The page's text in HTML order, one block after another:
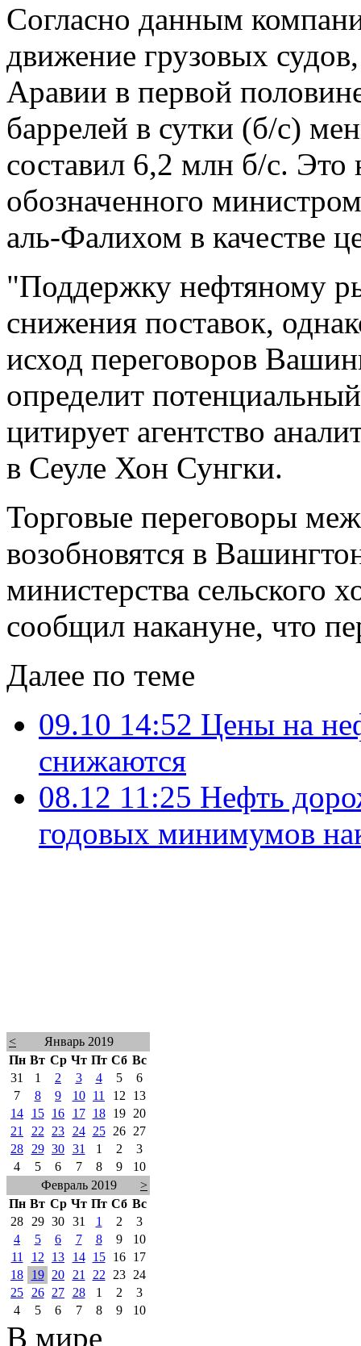
Согласно данным
движение грузовых
Аравии в первой
баррелей в сутки (б/с)
составил 6,2 млн б/с.
обозначенного
аль-Фалихом в качестве
"Поддержку нефтяному
снижения поставок,
исход переговоров
определит
цитирует агентство
в Сеуле Хон Сунгки.
Торговые переговоры
возобновятся в
министерства
сообщил накануне, что
Далее по теме
09.10 14:52 Цены на
снижаются
08.12 11:25 Нефть
годовых минимумов
<
Январь 2019
Пн Вт Ср Чт Пт Сб Вс
31
1 2 3 4 5
6
7
8 9 10 11 12
13
14
15 16 17 18 19
20
21
22 23 24 25 26
27
28
29 30 31 1 2
3
4
5 6 7 8 9
10
Февраль 2019
>
Пн Вт Ср Чт Пт Сб Вс
28
29 30 31 1 2
3
4
5 6 7 8 9
10
11
12 13 14 15 16
17
18
19 20 21 22 23
24
25
26 27 28 1 2
3
4
5 6 7 8 9 10
В мире